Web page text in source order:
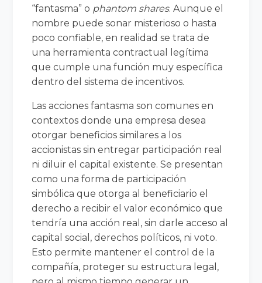
“fantasma” o phantom shares. Aunque el
nombre puede sonar misterioso o hasta
poco confiable, en realidad se trata de
una herramienta contractual legítima
que cumple una función muy específica
dentro del sistema de incentivos.
Las acciones fantasma son comunes en
contextos donde una empresa desea
otorgar beneficios similares a los
accionistas sin entregar participación real
ni diluir el capital existente. Se presentan
como una forma de participación
simbólica que otorga al beneficiario el
derecho a recibir el valor económico que
tendría una acción real, sin darle acceso al
capital social, derechos políticos, ni voto.
Esto permite mantener el control de la
compañía, proteger su estructura legal,